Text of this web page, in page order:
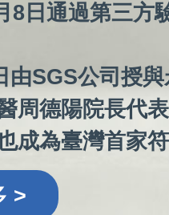
8日通過第三方
由SGS公司授與
周德陽院長代表
成為臺灣首家
>